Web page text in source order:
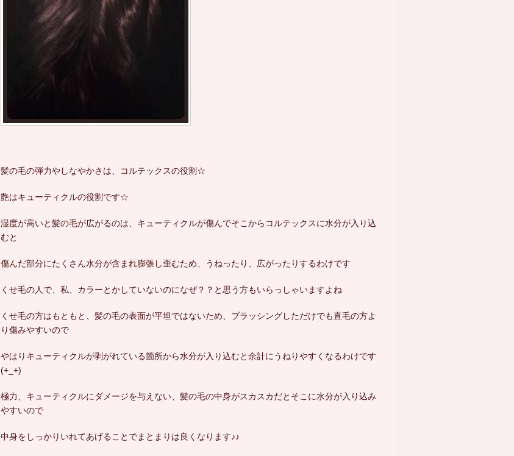
髪の毛の弾力やしなやかさは、コルテックスの役割☆
艶はキューティクルの役割です☆
湿度が高いと髪の毛が広がるのは、キューティクルが傷んでそこからコルテックスに水分が入り込
むと
傷んだ部分にたくさん水分が含まれ膨張し歪むため、うねったり、広がったりするわけです
くせ毛の人で、私、カラーとかしていないのになぜ？？と思う方もいらっしゃいますよね
くせ毛の方はもともと、髪の毛の表面が平坦ではないため、ブラッシングしただけでも直毛の方よ
り傷みやすいので
やはりキューティクルが剥がれている箇所から水分が入り込むと余計にうねりやすくなるわけです
(+_+)
極力、キューティクルにダメージを与えない、髪の毛の中身がスカスカだとそこに水分が入り込み
やすいので
中身をしっかりいれてあげることでまとまりは良くなります♪♪